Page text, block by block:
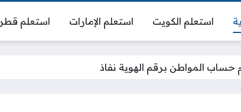
استعلم الكويت استعلم الإمارات استعلم قطر
حساب المواطن برقم الهوية نفاذ